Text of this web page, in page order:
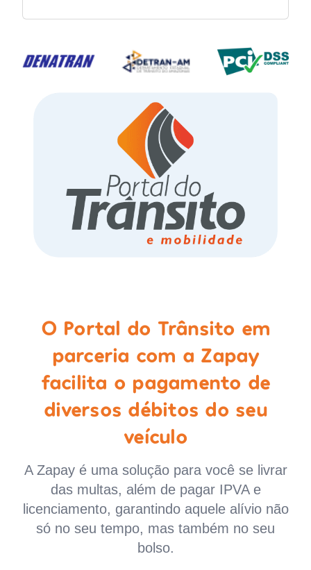
O Portal do Trânsito em
parceria com a Zapay
facilita o pagamento de
diversos débitos do seu
veículo
A Zapay é uma solução para você se livrar
das multas, além de pagar IPVA e
licenciamento, garantindo aquele alívio não
só no seu tempo, mas também no seu
bolso.